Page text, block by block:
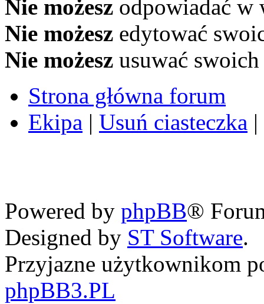
Nie możesz odpowiadać w
Nie możesz edytować
Nie możesz usuwać
Strona główna forum
Ekipa | Usuń ciasteczka |
Powered by phpBB®
Designed by ST Software.
Przyjazne użytkownikom
phpBB3.PL